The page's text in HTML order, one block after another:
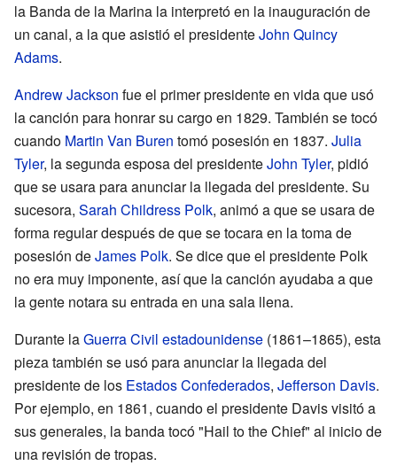
la Banda de la Marina la interpretó en la inauguración de
un canal, a la que asistió el presidenteJohn Quincy
Adams.
Andrew Jackson fue el primer presidente en vida que usó
la canción para honrar su cargo en 1829. También se tocó
cuando Martin Van Buren tomó posesión en 1837. Julia
Tyler, la segunda esposa del presidenteJohn Tyler, pidió
que se usara para anunciar la llegada del presidente. Su
sucesora, Sarah Childress Polk, animó a que se usara de
forma regular después de que se tocara en la toma de
posesión deJames Polk. Se dice que el presidente Polk
no era muy imponente, así que la canción ayudaba a que
la gente notara su entrada en una sala llena.
Durante laGuerra Civil estadounidense (1861–1865), esta
pieza también se usó para anunciar la llegada del
presidente de los Estados Confederados, Jefferson Davis.
Por ejemplo, en 1861, cuando el presidente Davis visitó a
sus generales, la banda tocó "Hail to the Chief" al inicio de
una revisión de tropas.